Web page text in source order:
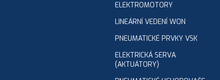
ELEKTROMOTORY
LINEÁRNÍ VEDENÍ WON
PNEUMATICKÉ PRVKY VSK
ELEKTRICKÁ SERVA
(AKTUÁTORY)